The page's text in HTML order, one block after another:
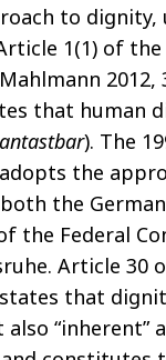
to dignity,
1(1) of the
2012,
that human
). The
the
the
the Federal
Article 30
that
“inherent”